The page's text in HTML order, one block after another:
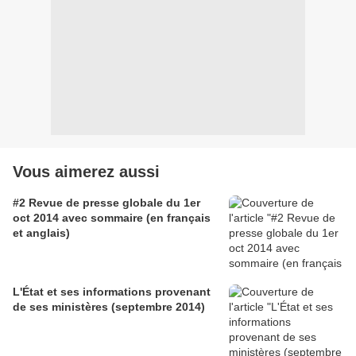
Vous aimerez aussi
#2 Revue de presse globale du 1er
oct 2014 avec sommaire (en français
et anglais)
L'État et ses informations provenant
de ses ministères (septembre 2014)